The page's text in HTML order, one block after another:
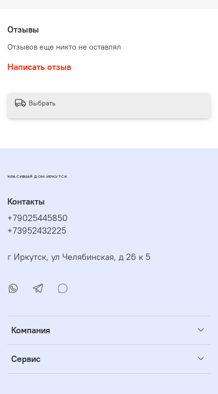
Отзывы
Отзывов еще никто не оставлял
Написать отзыв
Выбрать
КРАСИВЫЙ ДОМ ИРКУТСК
Компания
Сервис
Контакты
+79025445850
+73952432225
г Иркутск, ул Челябинская, д 26 к 5